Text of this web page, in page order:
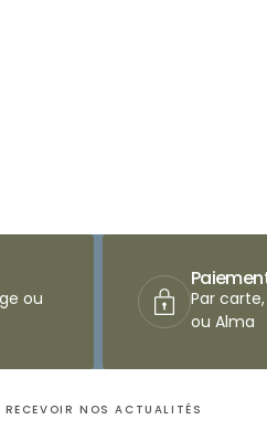
ou
Par
ou Alma
RECEVOIR NOS ACTUALITÉS